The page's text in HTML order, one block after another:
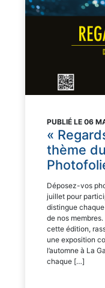
PUBLIÉ LE 06
«
thème
Déposez-vos
juillet pour
distingue
de nos
cette édition,
une exposition
l’automne à La
chaque […]